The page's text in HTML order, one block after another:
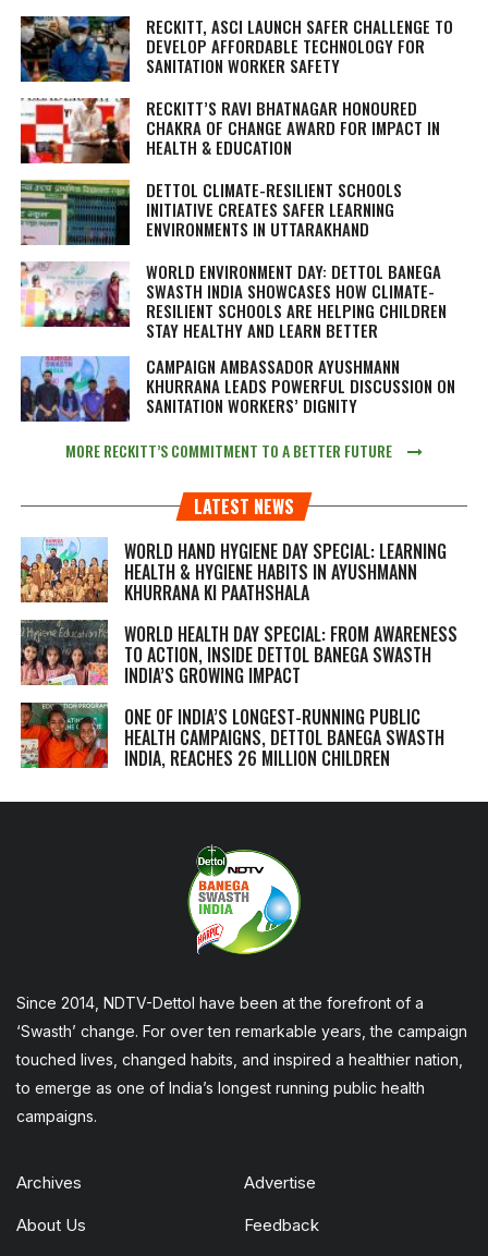
RECKITT, ASCI LAUNCH SAFER CHALLENGE TO
DEVELOP AFFORDABLE TECHNOLOGY FOR
SANITATION WORKER SAFETY
RECKITT’S RAVI BHATNAGAR HONOURED
CHAKRA OF CHANGE AWARD FOR IMPACT IN
HEALTH & EDUCATION
DETTOL CLIMATE-RESILIENT SCHOOLS
INITIATIVE CREATES SAFER LEARNING
ENVIRONMENTS IN UTTARAKHAND
WORLD ENVIRONMENT DAY: DETTOL BANEGA
SWASTH INDIA SHOWCASES HOW CLIMATE-
RESILIENT SCHOOLS ARE HELPING CHILDREN
STAY HEALTHY AND LEARN BETTER
CAMPAIGN AMBASSADOR AYUSHMANN
KHURRANA LEADS POWERFUL DISCUSSION ON
SANITATION WORKERS’ DIGNITY
MORE RECKITT’S COMMITMENT TO A BETTER FUTURE
LATEST NEWS
WORLD HAND HYGIENE DAY SPECIAL: LEARNING
HEALTH & HYGIENE HABITS IN AYUSHMANN
KHURRANA KI PAATHSHALA
WORLD HEALTH DAY SPECIAL: FROM AWARENESS
TO ACTION, INSIDE DETTOL BANEGA SWASTH
INDIA’S GROWING IMPACT
ONE OF INDIA’S LONGEST-RUNNING PUBLIC
HEALTH CAMPAIGNS, DETTOL BANEGA SWASTH
INDIA, REACHES 26 MILLION CHILDREN
Since 2014, NDTV-Dettol have been at the forefront of a
‘Swasth’ change. For over ten remarkable years, the campaign
touched lives, changed habits, and inspired a healthier nation,
to emerge as one of India’s longest running public health
campaigns.
Archives Advertise
About Us Feedback